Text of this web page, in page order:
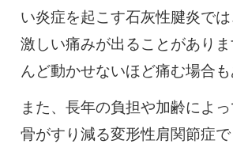
い炎症を起こす石灰性腱炎で
激しい痛みが出ることがあり
んど動かせないほど痛む場合も
また、長年の負担や加齢によ
骨がすり減る変形性肩関節症